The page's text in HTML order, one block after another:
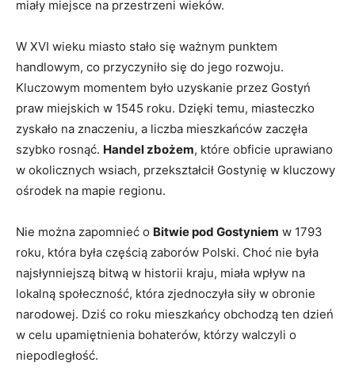
miały miejsce na przestrzeni wieków.
W XVI wieku miasto stało się ważnym punktem
handlowym, ​co przyczyniło się do⁣ jego rozwoju.
Kluczowym​ momentem było uzyskanie przez Gostyń
praw miejskich w 1545 roku. Dzięki temu, miasteczko
zyskało na znaczeniu, a liczba mieszkańców zaczęła
szybko rosnąć. Handel zbożem, które obficie uprawiano
w okolicznych wsiach, przekształcił Gostynię w kluczowy
ośrodek na mapie​ regionu.
Nie⁣ można zapomnieć o Bitwie pod Gostyniem w 1793
⁤roku, która była częścią zaborów Polski. Choć nie była
najsłynniejszą bitwą w⁤ historii kraju, miała wpływ na
lokalną społeczność, która zjednoczyła siły w obronie
narodowej. Dziś co roku mieszkańcy⁤ obchodzą ten dzień
w celu upamiętnienia bohaterów, którzy walczyli o
niepodległość.